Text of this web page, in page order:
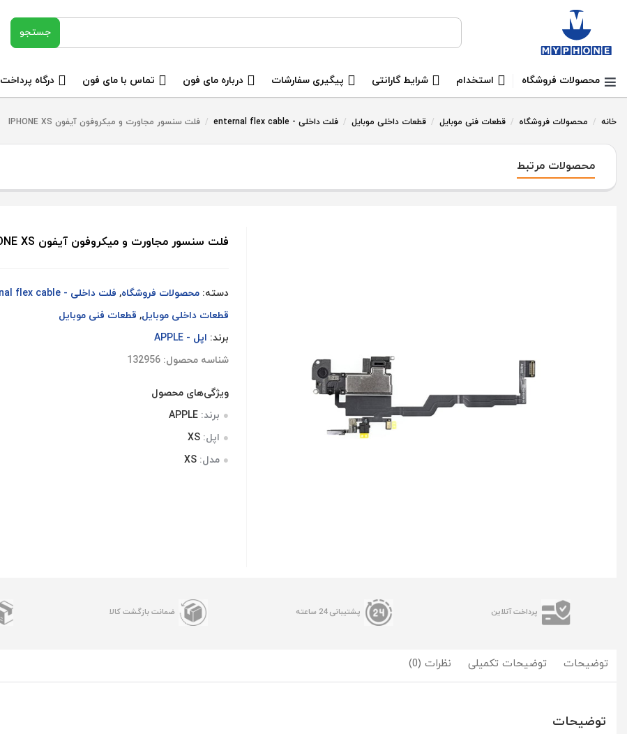
محصولات فروشگاه استخدام شرایط گارانتی پیگیری سفارشات درباره مای فون تماس با مای فون درگاه پرداخت
خانه / محصولات فروشگاه / قطعات فنی موبایل / قطعات داخلی موبایل / فلت داخلی - enternal flex cable / فلت سنسور مجاورت و میکروفون آیفون IPHONE XS
محصولات مرتبط
فلت سنسور مجاورت و میکروفون آیفون IPHONE XS
دسته:محصولات فروشگاه, فلت داخلی - enternal flex cable
قطعات داخلی موبایل, قطعات فنی موبایل
برند: اپل - APPLE
شناسه محصول: 132956
ویژگی‌های محصول
برند:APPLE
اپل:XS
مدل:XS
پرداخت آنلاین پشتیبانی 24 ساعته ضمانت بازگشت کالا
توضیحات توضیحات تکمیلی نظرات (0)
توضیحات